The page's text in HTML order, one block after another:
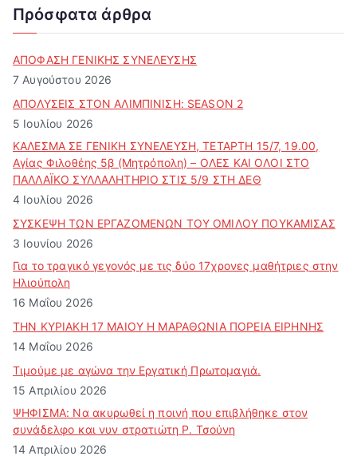
ε
ά
ρ
ρ
ω
ν
Πρόσφατα άρθρα
ΑΠΟΦΑΣΗ ΓΕΝΙΚΗΣ ΣΥΝΕΛΕΥΣΗΣ
7 Αυγούστου 2026
ΑΠΟΛΥΣΕΙΣ ΣΤΟΝ ΑΛΙΜΠΙΝΙΣΗ: SEASON 2
5 Ιουλίου 2026
ΚΑΛΕΣΜΑ ΣΕ ΓΕΝΙΚΗ ΣΥΝΕΛΕΥΣΗ, ΤΕΤΑΡΤΗ 15/7, 19.00,
Αγίας Φιλοθέης 5β (Μητρόπολη) – ΟΛΕΣ ΚΑΙ ΟΛΟΙ ΣΤΟ
ΠΑΛΛΑΪΚΟ ΣΥΛΛΑΛΗΤΗΡΙΟ ΣΤΙΣ 5/9 ΣΤΗ ΔΕΘ
4 Ιουλίου 2026
ΣΥΣΚΕΨΗ ΤΩΝ ΕΡΓΑΖΟΜΕΝΩΝ ΤΟΥ ΟΜΙΛΟΥ ΠΟΥΚΑΜΙΣΑΣ
3 Ιουνίου 2026
Για το τραγικό γεγονός με τις δύο 17χρονες μαθήτριες στην
Ηλιούπολη
16 Μαΐου 2026
ΤΗΝ ΚΥΡΙΑΚΗ 17 ΜΑΙΟΥ Η ΜΑΡΑΘΩΝΙΑ ΠΟΡΕΙΑ ΕΙΡΗΝΗΣ
14 Μαΐου 2026
Τιμούμε με αγώνα την Εργατική Πρωτομαγιά.
15 Απριλίου 2026
ΨΗΦΙΣΜΑ: Να ακυρωθεί η ποινή που επιβλήθηκε στον
συνάδελφο και νυν στρατιώτη Ρ. Τσούνη
14 Απριλίου 2026